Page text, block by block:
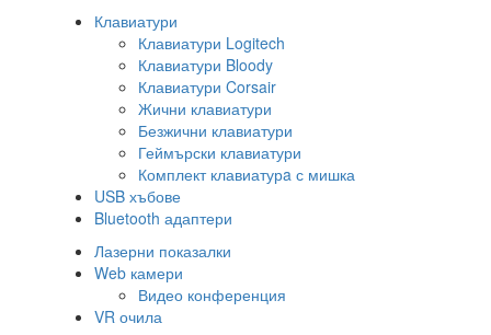
Клавиатури
Клавиатури Logitech
Клавиатури Bloody
Клавиатури Corsair
Жични клавиатури
Безжични клавиатури
Геймърски клавиатури
Комплект клавиатурa с мишка
USB хъбове
Bluetooth адаптери
Лазерни показалки
Web камери
Видео конференция
VR очила